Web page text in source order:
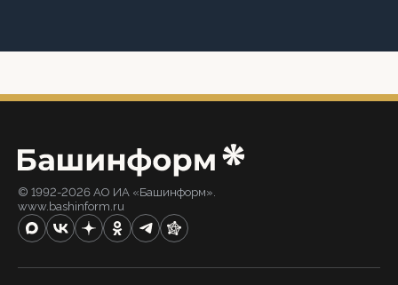
© 1992-2026 АО ИА «Башинформ».
www.bashinform.ru